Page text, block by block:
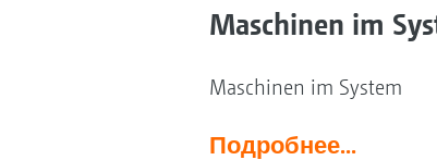
Maschinen im
Maschinen im System
Подробнее...